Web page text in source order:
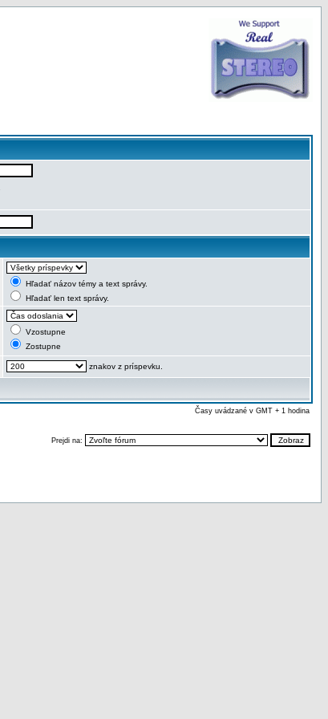
Hľadať názov témy a text správy.
Hľadať len text správy.
Vzostupne
Zostupne
znakov z príspevku.
Časy uvádzané v GMT + 1 hodina
Prejdi na: